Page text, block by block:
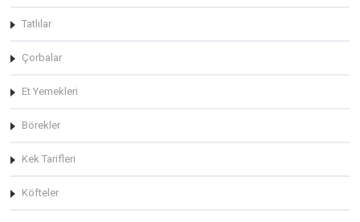
Tatlılar
Çorbalar
Et Yemekleri
Börekler
Kek Tarifleri
Köfteler